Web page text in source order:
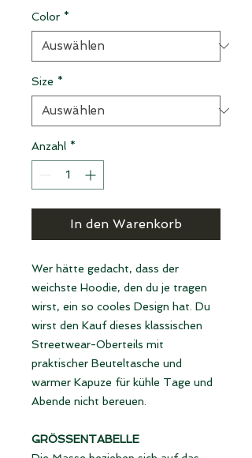
Color *
Size *
Anzahl *
In den Warenkorb
Wer hätte gedacht, dass der
weichste Hoodie, den du je tragen
wirst, ein so cooles Design hat. Du
wirst den Kauf dieses klassischen
Streetwear-Oberteils mit
praktischer Beuteltasche und
warmer Kapuze für kühle Tage und
Abende nicht bereuen.
GRÖSSENTABELLE